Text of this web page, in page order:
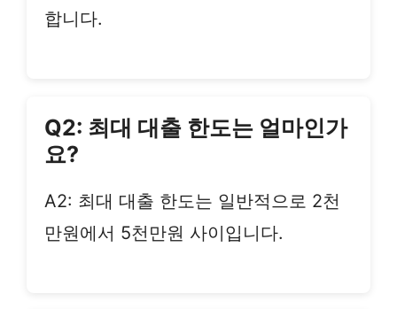
합니다.
Q2: 최대 대출 한도는 얼마인가
요?
A2: 최대 대출 한도는 일반적으로 2천
만원에서 5천만원 사이입니다.